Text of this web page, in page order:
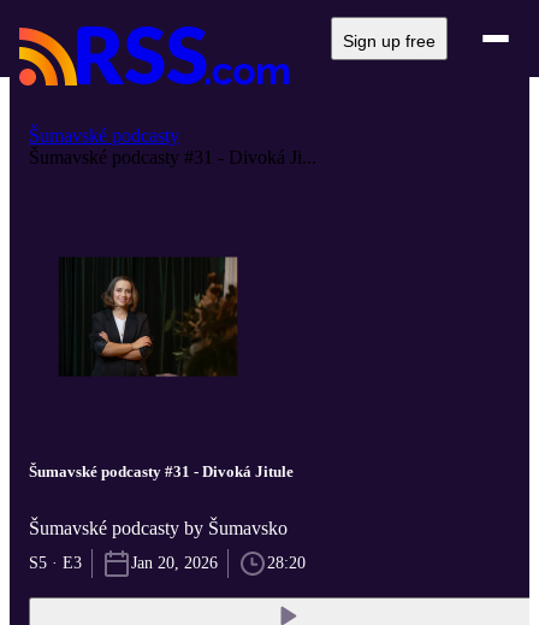
Sign up free
Šumavské podcasty
Šumavské podcasty #31 - Divoká Ji...
Šumavské podcasty #31 - Divoká Jitule
Šumavské podcasty by Šumavsko
S5 · E3 Jan 20, 2026 28:20